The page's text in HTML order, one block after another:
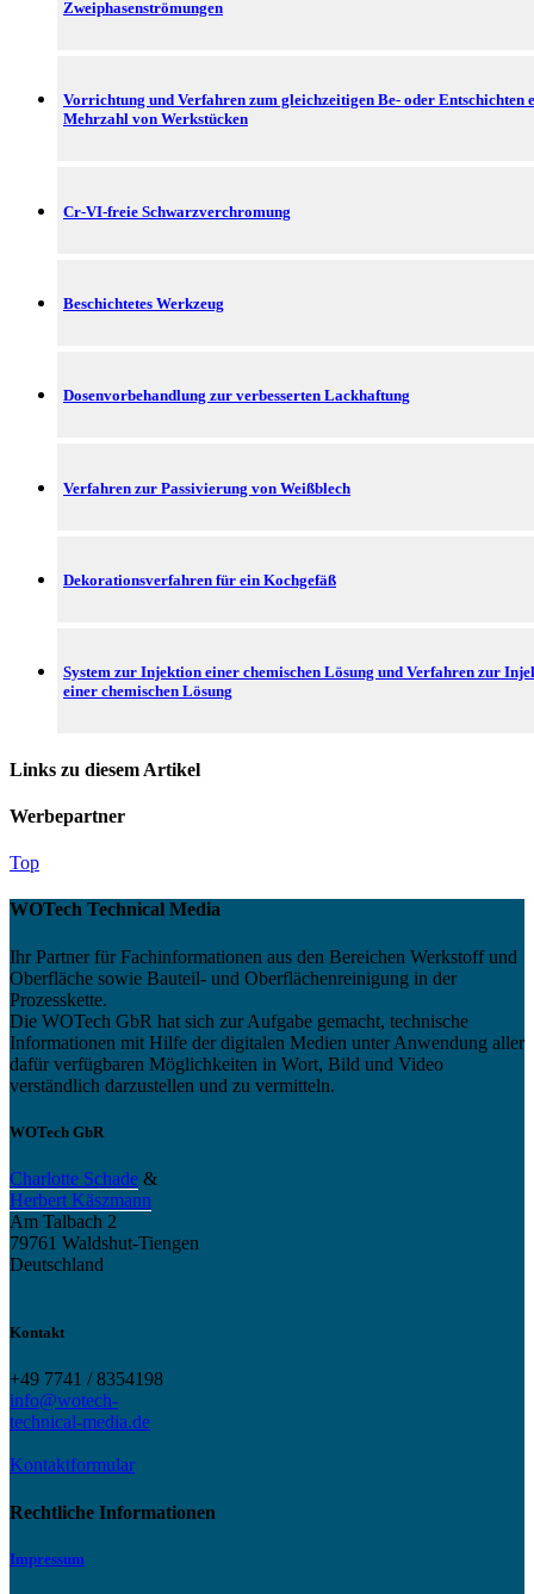
Zweiphasenströmungen
Vorrichtung und Verfahren zum gleichzeitigen Be- oder Entschichten
Mehrzahl von Werkstücken
Cr-VI-freie Schwarzverchromung
Beschichtetes Werkzeug
Dosenvorbehandlung zur verbesserten Lackhaftung
Verfahren zur Passivierung von Weißblech
Dekorationsverfahren für ein Kochgefäß
System zur Injektion einer chemischen Lösung und Verfahren zur
einer chemischen Lösung
Links zu diesem Artikel
Werbepartner
Top
WOTech Technical Media
Ihr Partner für Fachinformationen aus den Bereichen Werkstoff und
Oberfläche sowie Bauteil- und Oberflächenreinigung in der
Prozesskette.
Die WOTech GbR hat sich zur Aufgabe gemacht, technische
Informationen mit Hilfe der digitalen Medien unter Anwendung aller
dafür verfügbaren Möglichkeiten in Wort, Bild und Video
verständlich darzustellen und zu vermitteln.
WOTech GbR
Charlotte Schade &
Herbert Käszmann
Am Talbach 2
79761 Waldshut-Tiengen
Deutschland
Kontakt
+49 7741 / 8354198
info@wotech-
technical-media.de
Kontaktformular
Rechtliche Informationen
Impressum